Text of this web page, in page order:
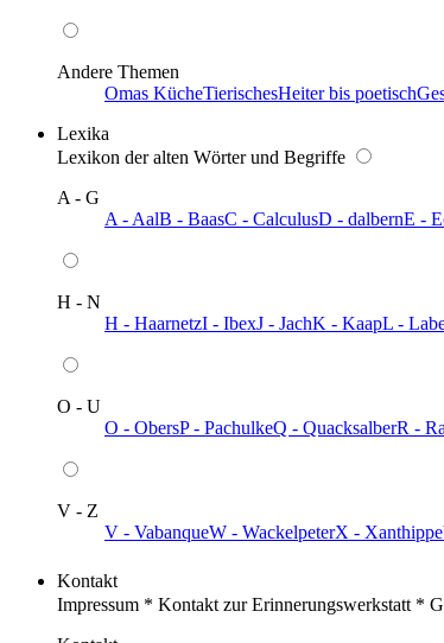
Andere Themen
Omas KücheTierischesHeiter bis poetisch
Lexika
Lexikon der alten Wörter und Begriffe
A - G
A - AalB - BaasC - CalculusD - dalbernE -
H - N
H - HaarnetzI - IbexJ - JachK - KaapL -
O - U
O - ObersP - PachulkeQ - QuacksalberR -
V - Z
V - VabanqueW - WackelpeterX - Xanthippe
Kontakt
Impressum * Kontakt zur Erinnerungswerkstatt *